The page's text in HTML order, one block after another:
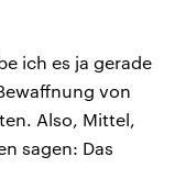
ich es ja gerade
von
Also, Mittel,
sagen: Das